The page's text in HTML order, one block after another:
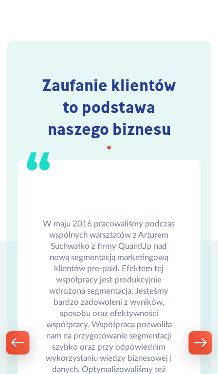
Zaufanie klientów
to podstawa
naszego biznesu
W maju 2016 pracowaliśmy podczas
wspólnych warsztatów z Arturem
Suchwałko z firmy QuantUp nad
nową segmentacją marketingową
klientów pre-paid. Efektem tej
współpracy jest produkcyjnie
wdrożona segmentacja. Jesteśmy
bardzo zadowoleni z wyników,
sposobu oraz efektywności
współpracy. Współpraca pozwoliła
nam na przygotowanie segmentacji
szybko oraz przy odpowiednim
wykorzystaniu wiedzy biznesowej i
danych. Optymalizowaliśmy też